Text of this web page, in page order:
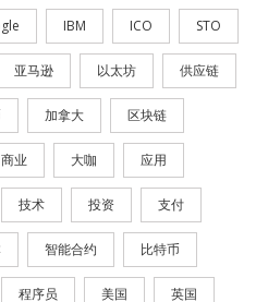
IBM ICO STO
亚马逊 以太坊 供应链
加拿大 区块链
商业 大咖 应用
技术 投资 支付
智能合约 比特币
程序员 美国 英国